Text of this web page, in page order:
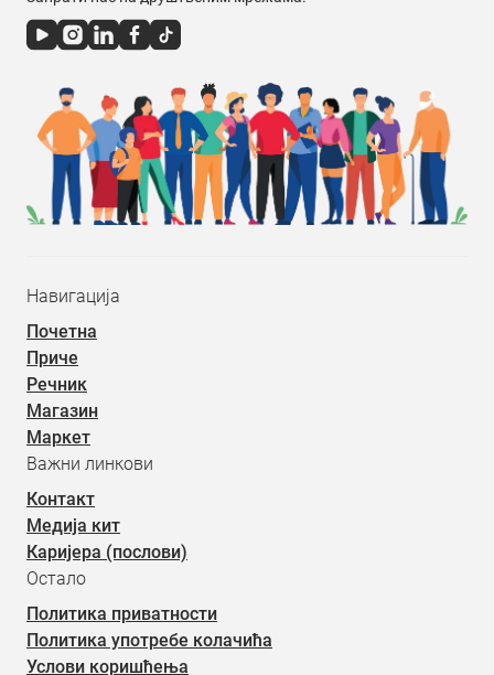
Навигација
Почетна
Приче
Речник
Магазин
Маркет
Важни линкови
Контакт
Медија кит
Каријера (послови)
Остало
Политика приватности
Политика употребе колачића
Услови коришћења